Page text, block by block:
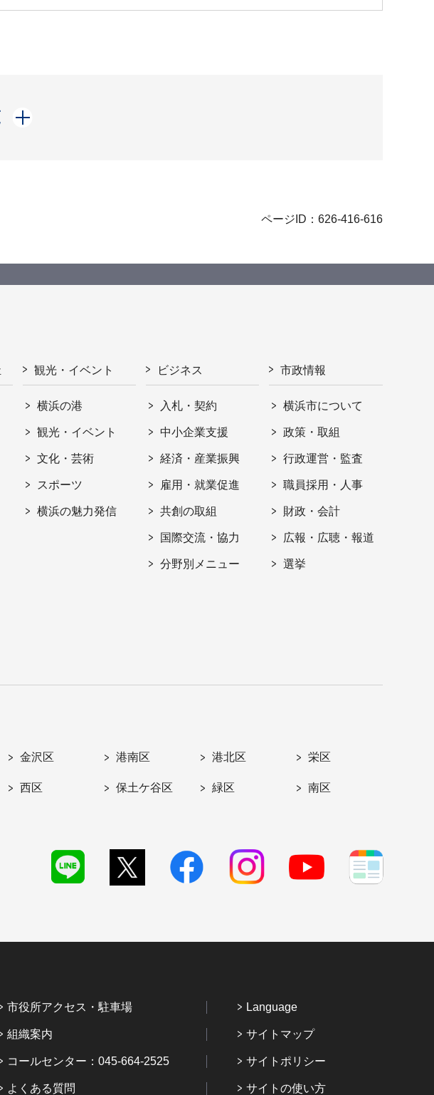
ページID：626-416-616
観光・イベント
横浜の港
観光・イベント
文化・芸術
スポーツ
横浜の魅力発信
ビジネス
入札・契約
中小企業支援
経済・産業振興
雇用・就業促進
共創の取組
国際交流・協力
分野別メニュー
市政情報
横浜市について
政策・取組
行政運営・監査
職員採用・人事
財政・会計
広報・広聴・報道
選挙
金沢区 港南区 港北区 栄区
西区 保土ケ谷区 緑区 南区
市役所アクセス・駐車場
組織案内
コールセンター：045-664-2525
よくある質問
Language
サイトマップ
サイトポリシー
サイトの使い方